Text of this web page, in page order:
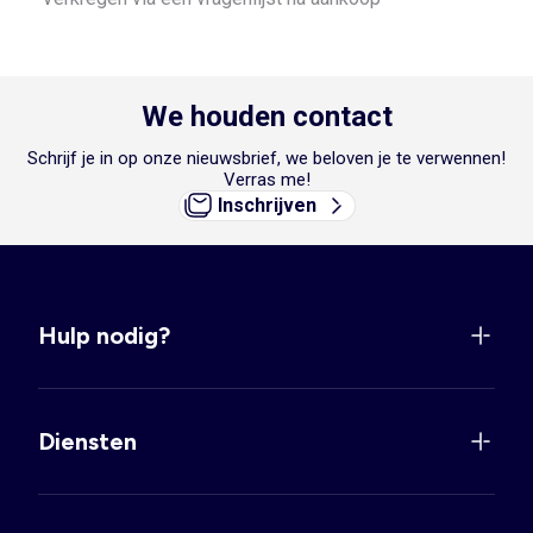
We houden contact
Schrijf je in op onze nieuwsbrief, we beloven je te verwennen!
Verras me!
Inschrijven
Hulp nodig?
Diensten